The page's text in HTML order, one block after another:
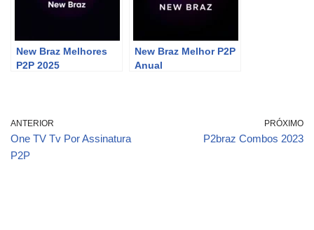
New Braz Melhores
P2P 2025
New Braz Melhor P2P
Anual
ANTERIOR
One TV Tv Por Assinatura
P2P
PRÓXIMO
P2braz Combos 2023